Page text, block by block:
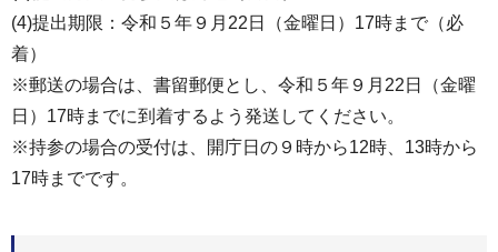
(4)提出期限：令和５年９月22日（金曜日）17時まで（必
着）
※郵送の場合は、書留郵便とし、令和５年９月22日（金曜
日）17時までに到着するよう発送してください。
※持参の場合の受付は、開庁日の９時から12時、13時から
17時までです。